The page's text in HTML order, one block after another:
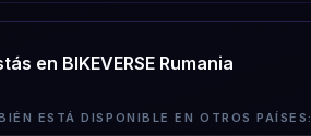
en BIKEVERSE Rumania
ESTÁ DISPONIBLE EN OTROS PAÍSES: